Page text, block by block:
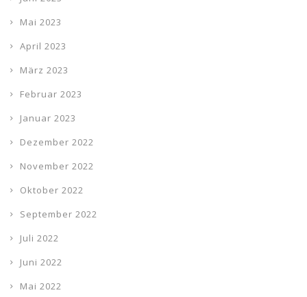
Mai 2023
April 2023
März 2023
Februar 2023
Januar 2023
Dezember 2022
November 2022
Oktober 2022
September 2022
Juli 2022
Juni 2022
Mai 2022